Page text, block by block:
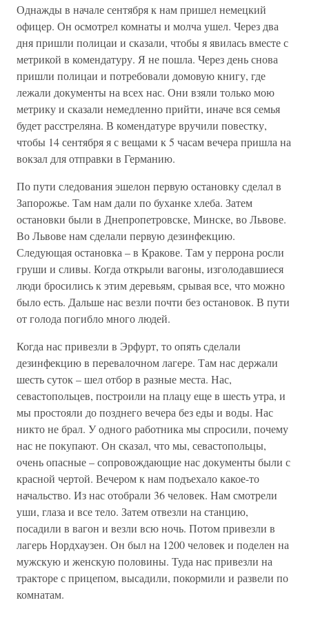
Однажды в начале сентября к нам пришел немецкий
офицер. Он осмотрел комнаты и молча ушел. Через два
дня пришли полицаи и сказали, чтобы я явилась вместе с
метрикой в комендатуру. Я не пошла. Через день снова
пришли полицаи и потребовали домовую книгу, где
лежали документы на всех нас. Они взяли только мою
метрику и сказали немедленно прийти, иначе вся семья
будет расстреляна. В комендатуре вручили повестку,
чтобы 14 сентября я с вещами к 5 часам вечера пришла на
вокзал для отправки в Германию.
По пути следования эшелон первую остановку сделал в
Запорожье. Там нам дали по буханке хлеба. Затем
остановки были в Днепропетровске, Минске, во Львове.
Во Львове нам сделали первую дезинфекцию.
Следующая остановка – в Кракове. Там у перрона росли
груши и сливы. Когда открыли вагоны, изголодавшиеся
люди бросились к этим деревьям, срывая все, что можно
было есть. Дальше нас везли почти без остановок. В пути
от голода погибло много людей.
Когда нас привезли в Эрфурт, то опять сделали
дезинфекцию в перевалочном лагере. Там нас держали
шесть суток – шел отбор в разные места. Нас,
севастопольцев, построили на плацу еще в шесть утра, и
мы простояли до позднего вечера без еды и воды. Нас
никто не брал. У одного работника мы спросили, почему
нас не покупают. Он сказал, что мы, севастопольцы,
очень опасные – сопровождающие нас документы были с
красной чертой. Вечером к нам подъехало какое-то
начальство. Из нас отобрали 36 человек. Нам смотрели
уши, глаза и все тело. Затем отвезли на станцию,
посадили в вагон и везли всю ночь. Потом привезли в
лагерь Нордхаузен. Он был на 1200 человек и поделен на
мужскую и женскую половины. Туда нас привезли на
тракторе с прицепом, высадили, покормили и развели по
комнатам.